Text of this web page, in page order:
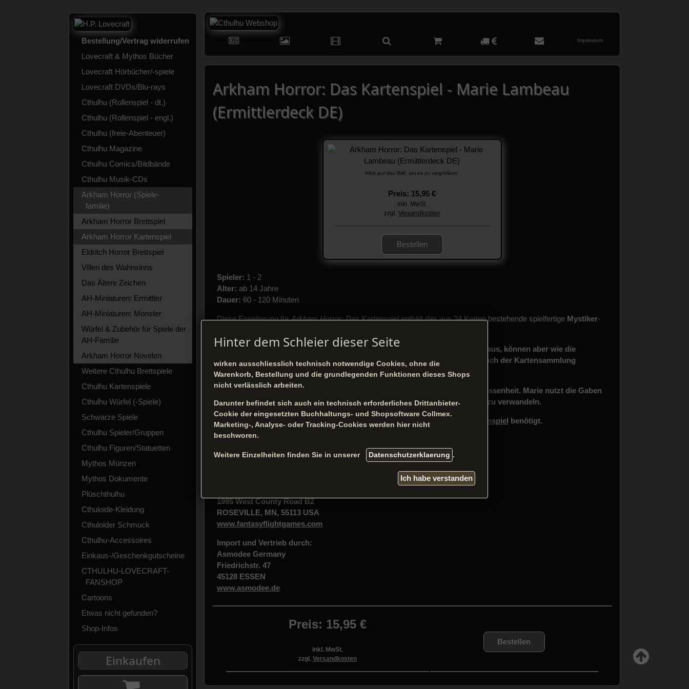
Bestellung/Vertrag widerrufen
Lovecraft & Mythos Bücher
Lovecraft Hörbücher/-spiele
Lovecraft DVDs/Blu-rays
Cthulhu (Rollenspiel - dt.)
Cthulhu (Rollenspiel - engl.)
Cthulhu (freie-Abenteuer)
Cthulhu Magazine
Cthulhu Comics/Bildbände
Cthulhu Musik-CDs
Arkham Horror (Spiele-
familie)
Arkham Horror Brettspiel
Arkham Horror Kartenspiel
Eldritch Horror Brettspiel
Villen des Wahnsinns
Das Ältere Zeichen
AH-Miniaturen: Ermittler
AH-Miniaturen: Monster
Würfel & Zubehör für Spiele der
AH-Familie
Arkham Horror Novelen
Weitere Cthulhu Brettspiele
Cthulhu Kartenspiele
Cthulhu Würfel (-Spiele)
Schwarze Spiele
Cthulhu Spieler/Gruppen
Cthulhu Figuren/Statuetten
Mythos Münzen
Mythos Dokumente
Plüschthulhu
Cthuloide-Kleidung
Cthuloider Schmuck
Cthulhu-Accessoires
Einkaus-/Geschenkgutscheine
CTHULHU-LOVECRAFT-
FANSHOP
Cartoons
Etwas nicht gefunden?
Shop-Infos
Einkaufen
Impressum
Arkham Horror: Das Kartenspiel - Marie Lambeau
(Ermittlerdeck DE)
Klick auf das Bild, um es zu vergrößern.
Preis: 15,95 €
inkl. MwSt.
zzgl.Versandkosten
Bestellen
Spieler: 1 - 2
Alter: ab 14 Jahre
Dauer: 60 - 120 Minuten
Diese Erweiterung fürArkham Horror: Das Kartenspielenthält das aus 34 Karten bestehende spielfertige Mystiker-
Das Deck und die Verbesserungen kommen ohne zusätzliche Spielerkarten aus, können aber wie die
Spielerkarten anderer Erweiterungen für Arkham Horror: Das Kartenspiel auch der Kartensammlung
hinzugefügt werden.
Marie Lambeau , das Showgirl: Harte Zeiten erfordern noch härtere Entschlossenheit. Marie nutzt die Gaben
des dunklen Erbes ihrer Familie, um ihren Schmerz in buchstäbliche Macht zu verwandeln.
ACHTUNG:Zum Spielen wird ein Grundspiel von Arkham Horror: Das Kartenspiel benötigt.
1995 West County Road B2
ROSEVILLE, MN, 55113 USA
www.fantasyflightgames.com
Import und Vertrieb durch:
Asmodee Germany
Friedrichstr. 47
45128 ESSEN
www.asmodee.de
Preis: 15,95 €
inkl. MwSt.
zzgl. Versandkosten
Bestellen
Hinter dem Schleier dieser Seite
wirken ausschliesslich technisch notwendige Cookies, ohne die
Warenkorb, Bestellung und die grundlegenden Funktionen dieses Shops
nicht verlässlich arbeiten.
Darunter befindet sich auch ein technisch erforderliches Drittanbieter-
Cookie der eingesetzten Buchhaltungs- und Shopsoftware Collmex.
Marketing-, Analyse- oder Tracking-Cookies werden hier nicht
beschworen.
Weitere Einzelheiten finden Sie in unserer Datenschutzerklaerung .
Ich habe verstanden